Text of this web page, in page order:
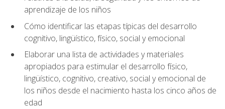
aprendizaje de los niños
Cómo identificar las etapas típicas del desarrollo
cognitivo, lingüístico, físico, social y emocional
Elaborar una lista de actividades y materiales
apropiados para estimular el desarrollo físico,
lingüístico, cognitivo, creativo, social y emocional de
los niños desde el nacimiento hasta los cinco años de
edad